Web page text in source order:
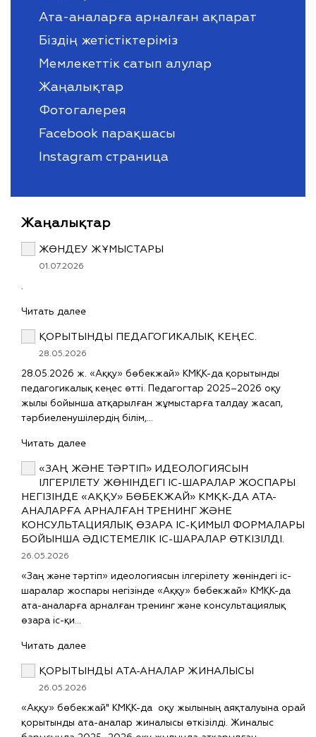
Ата-аналарға арналған ақпарат
Біздің жетістіктеріміз
Мемлекеттік сатып алулар
Жаңалықтар
Фотогалерея
Facebook парақшасы
Instagram страница
Жаңалықтар
ЖӨНДЕУ ЖҰМЫСТАРЫ
01.07.2026
.
Читать далее
ҚОРЫТЫНДЫ ПЕДАГОГИКАЛЫҚ КЕҢЕС.
28.05.2026
28.05.2026 ж. «Аққу» бөбекжай» КМҚК-да қорытынды
педагогикалық кеңес өтті. Педагогтар 2025–2026 оқу
жылы бойынша атқарылған жұмыстарға талдау жасап,
тәрбиеленушілердің білім,…
Читать далее
«ЗАҢ ЖӘНЕ ТӘРТІП» ИДЕОЛОГИЯСЫН
ІЛГЕРІЛЕТУ ЖӨНІНДЕГІ ІС-ШАРАЛАР ЖОСПАРЫ
НЕГІЗІНДЕ «АҚҚУ» БӨБЕКЖАЙ» КМҚК-ДА АТА-
АНАЛАРҒА АРНАЛҒАН ТРЕНИНГ ЖӘНЕ
КОНСУЛЬТАЦИЯЛЫҚ ӨЗАРА ІС-ҚИМЫЛ ФОРМАЛАРЫ
БОЙЫНША ӘДІСТЕМЕЛІК ІС-ШАРАЛАР ӨТКІЗІЛДІ.
26.05.2026
«Заң және тәртіп» идеологиясын ілгерілету жөніндегі іс-
шаралар жоспары негізінде «Аққу» бөбекжай» КМҚК-да
ата-аналарға арналған тренинг және консультациялық
өзара іс-қи…
Читать далее
ҚОРЫТЫНДЫ АТА-АНАЛАР ЖИНАЛЫСЫ
26.05.2026
«Аққу» бөбекжай" КМҚК-да оқу жылының аяқталуына орай
қорытынды ата-аналар жиналысы өткізілді. Жиналыс